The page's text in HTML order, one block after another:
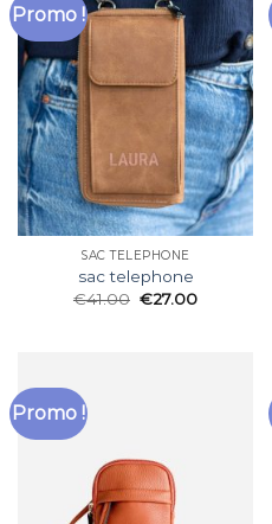
Promo !
SAC TELEPHONE
sac telephone
€41.00 €27.00
Promo !